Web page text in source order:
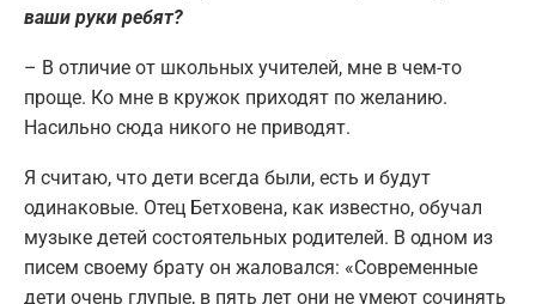
ваши руки ребят?
– В отличие от школьных учителей, мне в чем-то
проще. Ко мне в кружок приходят по желанию.
Насильно сюда никого не приводят.
Я считаю, что дети всегда были, есть и будут
одинаковые. Отец Бетховена, как известно, обучал
музыке детей состоятельных родителей. В одном из
писем своему брату он жаловался: «Современные
дети очень глупые, в пять лет они не умеют сочинять